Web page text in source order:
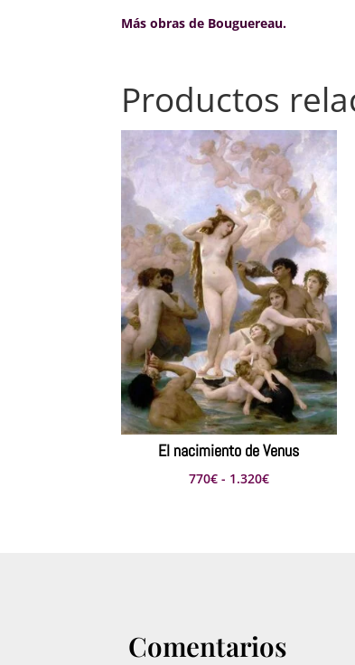
Más obras de Bouguereau.
Productos
El nacimiento de Venus
770€ - 1.320€Rango
Comentarios